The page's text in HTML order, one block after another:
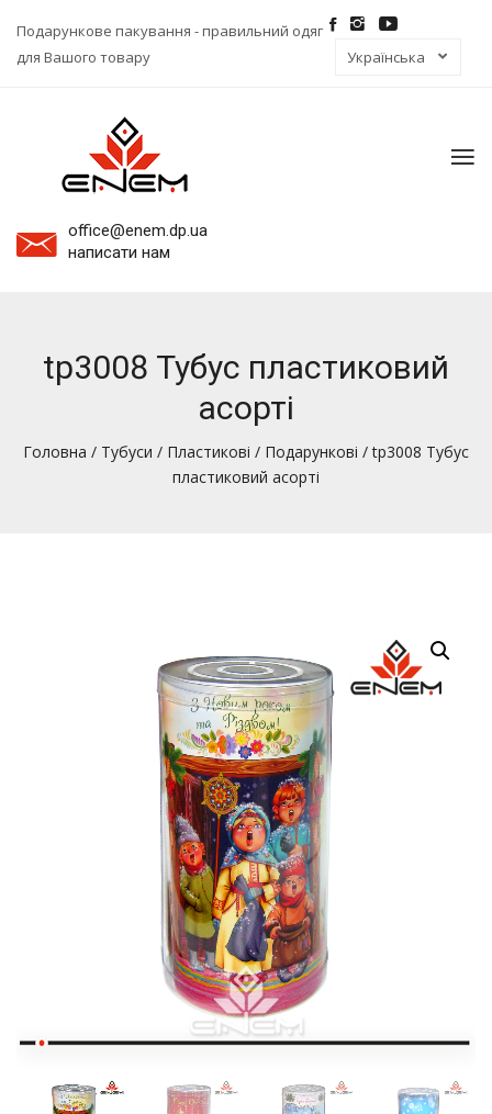
Подарункове пакування - правильний одяг
для Вашого товару
office@enem.dp.ua
написати нам
tp3008 Тубус пластиковий
асорті
Головна / Тубуси / Пластикові / Подарункові / tp3008 Тубус
пластиковий асорті